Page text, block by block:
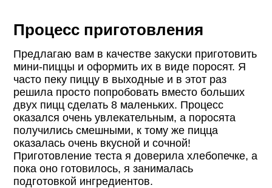
Процесс приготовления
Предлагаю вам в качестве закуски приготовить
мини-пиццы и оформить их в виде поросят. Я
часто пеку пиццу в выходные и в этот раз
решила просто попробовать вместо больших
двух пицц сделать 8 маленьких. Процесс
оказался очень увлекательным, а поросята
получились смешными, к тому же пицца
оказалась очень вкусной и сочной!
Приготовление теста я доверила хлебопечке, а
пока оно готовилось, я занималась
подготовкой ингредиентов.